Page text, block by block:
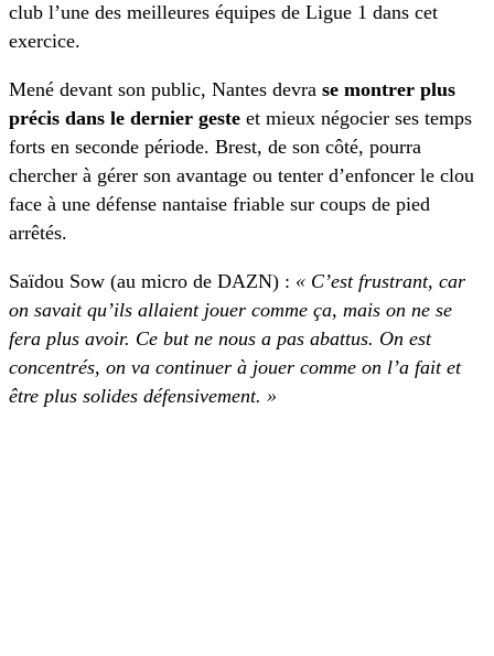
club l’une des meilleures équipes de Ligue 1 dans cet
exercice.
Mené devant son public, Nantes devra se montrer plus
précis dans le dernier geste et mieux négocier ses temps
forts en seconde période. Brest, de son côté, pourra
chercher à gérer son avantage ou tenter d’enfoncer le clou
face à une défense nantaise friable sur coups de pied
arrêtés.
Saïdou Sow (au micro de DAZN) : « C’est frustrant, car
on savait qu’ils allaient jouer comme ça, mais on ne se
fera plus avoir. Ce but ne nous a pas abattus. On est
concentrés, on va continuer à jouer comme on l’a fait et
être plus solides défensivement. »